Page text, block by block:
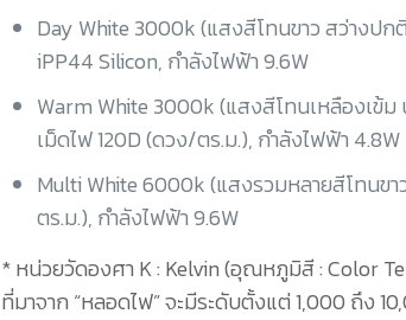
Day White 3000k (แสงสีโทนขาว สว่างป
iPP44 Silicon, กำลังไฟฟ้า 9.6W
Warm White 3000k (แสงสีโทนเหลืองเข้ม
เม็ดไฟ 120D (ดวง/ตร.ม.), กำลังไฟฟ้า 4.8W
Multi White 6000k (แสงรวมหลายสีโทนขา
ตร.ม.), กำลังไฟฟ้า 9.6W
* หน่วยวัดองศา K : Kelvin (อุณหภูมิสี : Color
ที่มาจาก “หลอดไฟ” จะมีระดับตั้งแต่ 1,000 ถึง